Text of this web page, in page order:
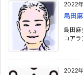
2022
島田
島田麻
コア
2022